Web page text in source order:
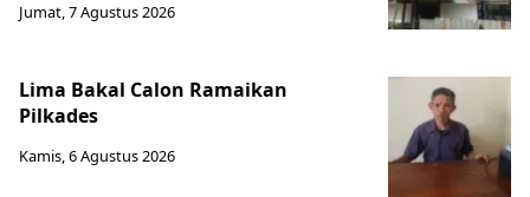
Jumat, 7 Agustus 2026
Lima Bakal Calon Ramaikan
Pilkades
Kamis, 6 Agustus 2026